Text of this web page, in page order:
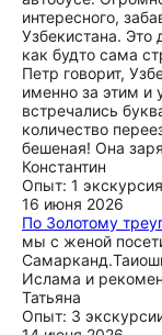
интересного,
Узбекистана. Это
как будто сама
Петр говорит,
именно за этим и
встречались
количество
бешеная! Она
Константин
Опыт: 1 экскурсия
16 июня 2026
По Золотому
мы с женой
Ислама и
Татьяна
Опыт: 3